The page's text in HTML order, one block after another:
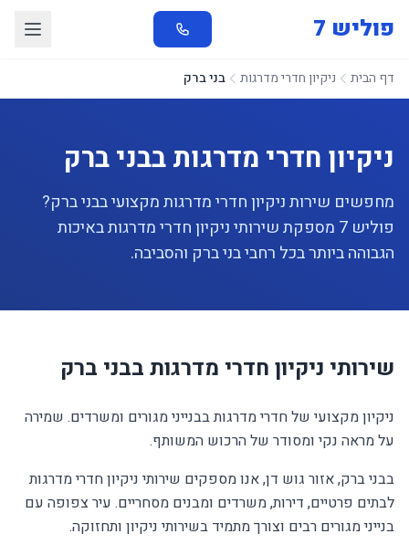
פוליש 7
דף הבית ניקיון חדרי מדרגות בני ברק
ניקיון חדרי מדרגות בבני ברק
מחפשים שירות ניקיון חדרי מדרגות מקצועי בבני ברק?
פוליש 7 מספקת שירותי ניקיון חדרי מדרגות באיכות
הגבוהה ביותר בכל רחבי בני ברק והסביבה.
שירותי ניקיון חדרי מדרגות בבני ברק
ניקיון מקצועי של חדרי מדרגות בבנייני מגורים ומשרדים. שמירה
על מראה נקי ומסודר של הרכוש המשותף.
בבני ברק, אזור גוש דן, אנו מספקים שירותי ניקיון חדרי מדרגות
לבתים פרטיים, דירות, משרדים ומבנים מסחריים. עיר צפופה עם
בנייני מגורים רבים וצורך מתמיד בשירותי ניקיון ותחזוקה.